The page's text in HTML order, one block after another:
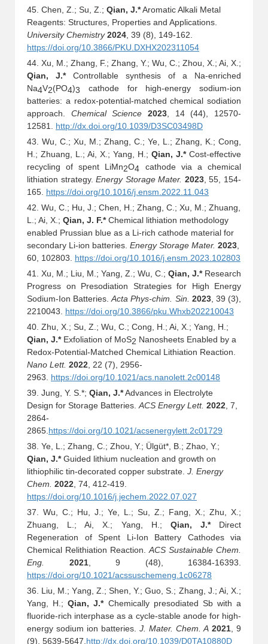
45. Chen, Z.; Su, Z.; Qian, J.*Aromatic Alkali Metal
Reagents: Structures, Properties and Applications.
University Chemistry2024, 39 (8), 149-162.
https://doi.org/10.3866/PKU.DXHX202311054
44. Xu, M.; Zhang, F.; Zhang, Y.; Wu, C.; Zhou, X.; Ai, X.;
Qian, J.*Controllable synthesis of a Na-enriched
Na4V2(PO4)3 cathode for high-energy sodium-ion
batteries: a redox-potential-matched chemical sodiation
approach. Chemical Science 2023, 14 (44), 12570-
12581. http://dx.doi.org/10.1039/D3SC03498D
43. Wu, C.; Xu, M.; Zhang, C.; Ye, L.; Zhang, K.; Cong,
H.; Zhuang, L.; Ai, X.; Yang, H.; Qian, J.*Cost-effective
recycling of spent LiMn2O4 cathode via a chemical
lithiation strategy.Energy Storage Mater. 2023, 55, 154-
165. https://doi.org/10.1016/j.ensm.2022.11.043
42. Wu, C.; Hu, J.; Chen, H.; Zhang, C.; Xu, M.; Zhuang,
L.; Ai, X.; Qian, J. F.*Chemical lithiation methodology
enabled Prussian blue as a Li-rich cathode material for
secondary Li-ion batteries. Energy Storage Mater. 2023,
60, 102803. https://doi.org/10.1016/j.ensm.2023.102803
41. Xu, M.; Liu, M.; Yang, Z.; Wu, C.; Qian, J.*Research
Progress on Presodiation Strategies for High Energy
Sodium-Ion Batteries.Acta Phys-chim. Sin. 2023, 39 (3),
2210043. https://doi.org/10.3866/pku.Whxb202210043
40. Zhu, X.; Su, Z.; Wu, C.; Cong, H.; Ai, X.; Yang, H.;
Qian, J.*Exfoliation of MoS2 Nanosheets Enabled by a
Redox-Potential-Matched Chemical Lithiation Reaction.
Nano Lett. 2022, 22 (7), 2956-
2963. https://doi.org/10.1021/acs.nanolett.2c00148
39. Jung, Y. S.*; Qian, J.*Advances in Electrolyte
Design for Storage Batteries.ACS Energy Lett. 2022, 7,
2864-
2865.https://doi.org/10.1021/acsenergylett.2c01729
38. Ye, L.; Zhang, C.; Zhou, Y.; Ülgüt*, B.; Zhao, Y.;
Qian, J.*Guided lithium nucleation and growth on
lithiophilic tin-decorated copper substrate. J. Energy
Chem. 2022, 74, 412-419.
https://doi.org/10.1016/j.jechem.2022.07.027
37. Wu, C.; Hu, J.; Ye, L.; Su, Z.; Fang, X.; Zhu, X.;
Zhuang, L.; Ai, X.; Yang, H.; Qian, J.*Direct
Regeneration of Spent Li-Ion Battery Cathodes via
Chemical Relithiation Reaction.ACS Sustainable Chem.
Eng.
2021, 9 (48), 16384-16393.
https://doi.org/10.1021/acssuschemeng.1c06278
36. Liu, M.; Yang, Z.; Shen, Y.; Guo, S.; Zhang, J.; Ai, X.;
Yang, H.;Qian, J.*Chemically presodiated Sb with a
fluoride-rich interphase as a cycle-stable anode for high-
energy sodium ion batteries. J. Mater. Chem. A 2021, 9
(9), 5639-5647.http://dx.doi.org/10.1039/D0TA10880D